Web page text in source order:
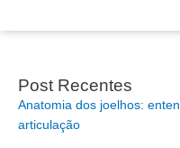
Post Recentes
Anatomia dos joelhos:
articulação